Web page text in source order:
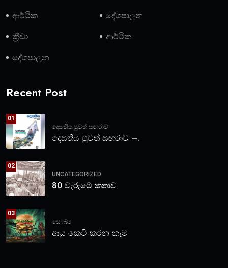
ආර්ථික දේශපාලන
ක්‍රීඩා ආර්ථික
දේශපාලන
Recent Post
01
දෙසතිය පුවත් සඟරාව
දෙසතිය පුවත් සඟරාව –.
02
UNCATEGORIZED
80 වැරුමේ කතාව
03
සෞඛ්‍ය
ආයු කෙටි කරන කෑම